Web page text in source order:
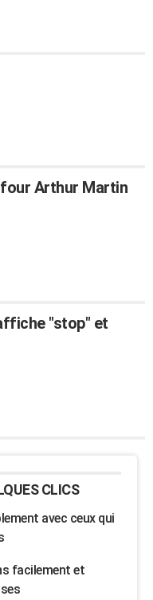
Arthur Martin
"stop" et
CLICS
avec ceux qui
facilement et